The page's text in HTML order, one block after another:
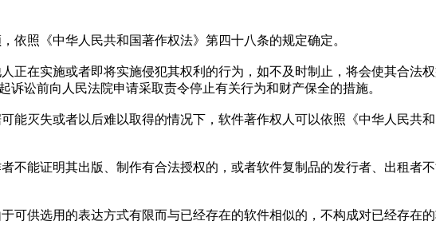
依照《中华人民共和国著作权法》第四十八条的规定确定。
正在实施或者即将实施侵犯其权利的行为，如不及时制止，将会使其合法
诉讼前向人民法院申请采取责令停止有关行为和财产保全的措施。
能灭失或者以后难以取得的情况下，软件著作权人可以依照《中华人民共
不能证明其出版、制作有合法授权的，或者软件复制品的发行者、出租者
可供选用的表达方式有限而与已经存在的软件相似的，不构成对已经存在